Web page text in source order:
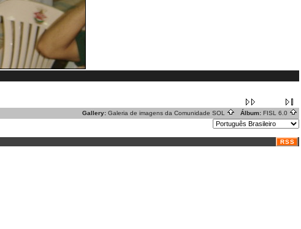
Gallery: Galeria de imagens da Comunidade SOL Álbum: FISL 6.0
RSS